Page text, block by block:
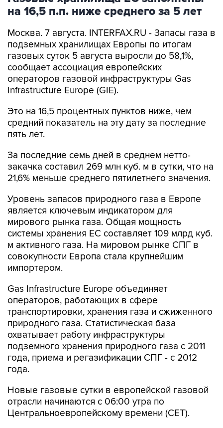
на 16,5 п.п. ниже среднего за 5 лет
Москва. 7 августа. INTERFAX.RU - Запасы газа в
подземных хранилищах Европы по итогам
газовых суток 5 августа выросли до 58,1%,
сообщает ассоциация европейских
операторов газовой инфраструктуры Gas
Infrastructure Europe (GIE).
Это на 16,5 процентных пунктов ниже, чем
средний показатель на эту дату за последние
пять лет.
За последние семь дней в среднем нетто-
закачка составил 269 млн куб. м в сутки, что на
21,6% меньше среднего пятилетнего значения.
Уровень запасов природного газа в Европе
является ключевым индикатором для
мирового рынка газа. Общая мощность
системы хранения ЕС составляет 109 млрд куб.
м активного газа. На мировом рынке СПГ в
совокупности Европа стала крупнейшим
импортером.
Gas Infrastructure Europe объединяет
операторов, работающих в сфере
транспортировки, хранения газа и сжиженного
природного газа. Статистическая база
охватывает работу инфраструктуры
подземного хранения природного газа с 2011
года, приема и регазификации СПГ - с 2012
года.
Новые газовые сутки в европейской газовой
отрасли начинаются c 06:00 утра по
Центральноевропейскому времени (CET).